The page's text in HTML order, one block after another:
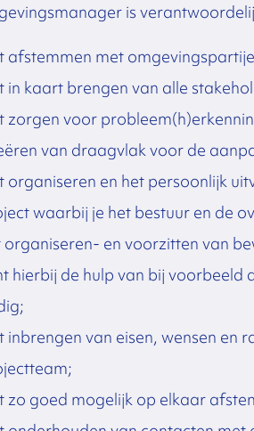
is
afstemmen met
in kaart brengen van alle
zorgen voor
van draagvlak voor de
organiseren en het persoonlijk
waarbij je het bestuur en de
organiseren- en voorzitten van
hierbij de hulp van bij voorbeeld
inbrengen van eisen, wensen
zo goed mogelijk op elkaar